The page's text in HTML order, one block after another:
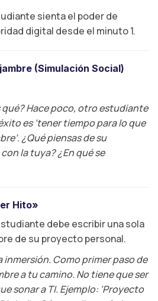
sienta el poder de
digital desde el minuto 1.
(Simulación Social)
Hace poco, otro estudiante
es ‘tener tiempo para lo que
¿Qué piensas de su
la tuya? ¿En qué se
Hito»
debe escribir una sola
de su proyecto personal.
inmersión. Como primer paso de
a tu camino. No tiene que ser
sonar a TI. Ejemplo: ‘Proyecto